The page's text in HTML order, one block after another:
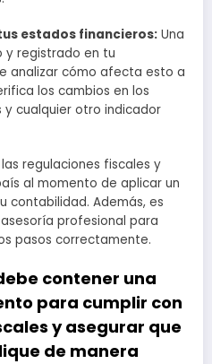
estados financieros: Una
y registrado en tu
analizar cómo afecta esto a
los cambios en los
y cualquier otro indicador
regulaciones fiscales y
al momento de aplicar un
contabilidad. Además, es
profesional para
pasos correctamente.
contener una
para cumplir con
y asegurar que
de manera